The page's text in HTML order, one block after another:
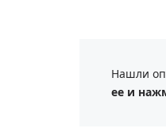
Нашли
ее и